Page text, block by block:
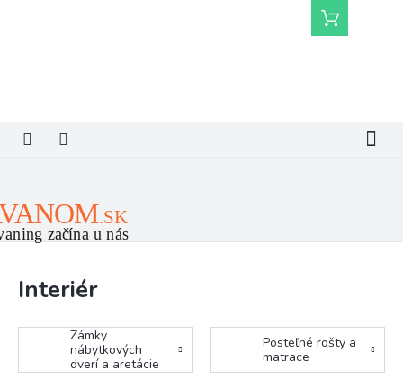
Nákupný
košík
Interiér
Zámky
nábytkových
dverí a aretácie
Posteľné rošty a
matrace